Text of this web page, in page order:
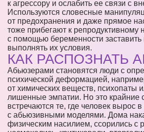
к агрессору и ослабить ее связи с
Используются словесные
от предохранения и даже прямое
тоже прибегают к репродуктивному
с помощью беременности
выполнять их условия.
КАК РАСПОЗНАТЬ
Абьюзерами становятся люди с
психической деформацией,
от химических веществ, психопаты
лишенные эмпатии. Но это крайние
встречаются те, где человек вырос
с абьюзивными моделями. Дома
физическим насилием, ссорились с